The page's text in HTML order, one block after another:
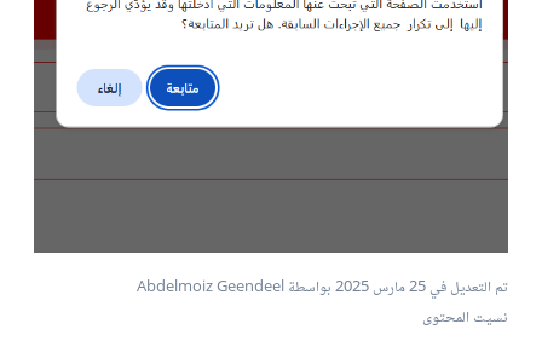
تم التعديل في25 مارس 2025
بواسطة Abdelmoiz Geendeel
نسيت المحتوى